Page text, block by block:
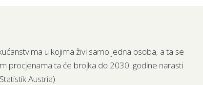
u kojima živi samo jedna osoba, a ta se
procjenama ta će brojka do 2030. godine narasti
Austria)